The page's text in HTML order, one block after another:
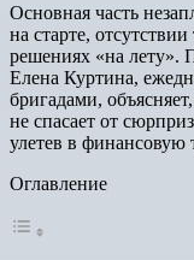
Основная часть
на старте,
решениях «на лету».
Елена Куртина,
бригадами,
не спасает от
улетев в финансовую
Оглавление